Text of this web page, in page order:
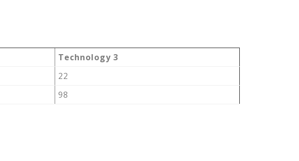
Technology 3
22
98